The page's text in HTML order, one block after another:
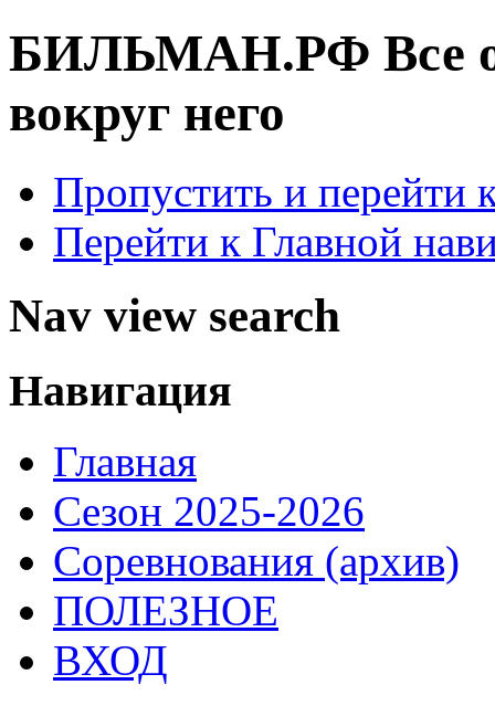
БИЛЬМАН.РФ Все
вокруг него
Пропустить и перейти
Перейти к Главной
Nav view search
Навигация
Главная
Сезон 2025-2026
Соревнования (архив)
ПОЛЕЗНОЕ
ВХОД